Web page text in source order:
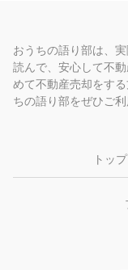
おうちの語り部は、
読んで、安心して不
めて不動産売却をす
ちの語り部をぜひご利
トップ